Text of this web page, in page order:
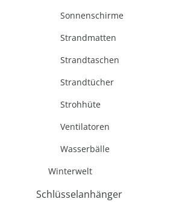
Sonnenschirme
Strandmatten
Strandtaschen
Strandtücher
Strohhüte
Ventilatoren
Wasserbälle
Winterwelt
Schlüsselanhänger